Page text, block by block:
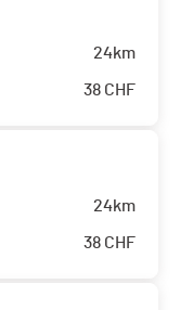
24km
38 CHF
24km
38 CHF